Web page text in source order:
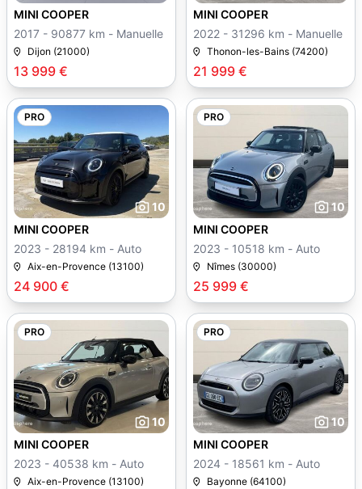
13 999 €
MINI COOPER
2017 - 90877 km - Manuelle
Dijon (21000)
21 999 €
MINI COOPER
2022 - 31296 km - Manuelle
Thonon-les-Bains (74200)
PRO
10
24 900 €
MINI COOPER
2023 - 28194 km - Auto
Aix-en-Provence (13100)
PRO
10
25 999 €
MINI COOPER
2023 - 10518 km - Auto
Nîmes (30000)
PRO
10
MINI COOPER
2023 - 40538 km - Auto
Aix-en-Provence (13100)
PRO
10
MINI COOPER
2024 - 18561 km - Auto
Bayonne (64100)